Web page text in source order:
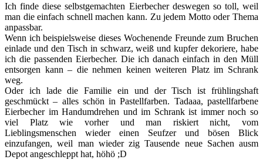
Ich finde diese selbstgemachten Eierbecher deswegen so toll, weil
man die einfach schnell machen kann. Zu jedem Motto oder Thema
anpassbar.
Wenn ich beispielsweise dieses Wochenende Freunde zum Bruchen
einlade und den Tisch in schwarz, weiß und kupfer dekoriere, habe
ich die passenden Eierbecher. Die ich danach einfach in den Müll
entsorgen kann – die nehmen keinen weiteren Platz im Schrank
weg.
Oder ich lade die Familie ein und der Tisch ist frühlingshaft
geschmückt – alles schön in Pastellfarben. Tadaaa, pastellfarbene
Eierbecher im Handumdrehen und im Schrank ist immer noch so
viel Platz wie vorher und man riskiert nicht, vom
Lieblingsmenschen wieder einen Seufzer und bösen Blick
einzufangen, weil man wieder zig Tausende neue Sachen ausm
Depot angeschleppt hat, höhö ;D